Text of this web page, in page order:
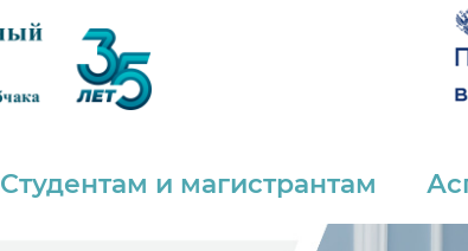
Студентам и магистрантам